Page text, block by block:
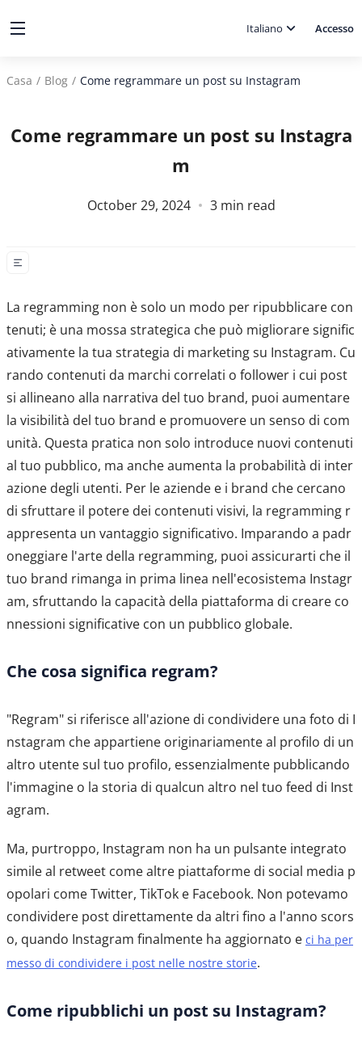
Italiano Accesso
Casa / Blog / Come regrammare un post su Instagram
Come regrammare un post su Instagra
m
October 29, 2024 3min read
La regramming non è solo un modo per ripubblicare con
tenuti; è una mossa strategica che può migliorare signific
ativamente la tua strategia di marketing su Instagram. Cu
rando contenuti da marchi correlati o follower i cui post
si allineano alla narrativa del tuo brand, puoi aumentare
la visibilità del tuo brand e promuovere un senso di com
unità. Questa pratica non solo introduce nuovi contenuti
al tuo pubblico, ma anche aumenta la probabilità di inter
azione degli utenti. Per le aziende e i brand che cercano
di sfruttare il potere dei contenuti visivi, la regramming r
appresenta un vantaggio significativo. Imparando a padr
oneggiare l'arte della regramming, puoi assicurarti che il
tuo brand rimanga in prima linea nell'ecosistema Instagr
am, sfruttando la capacità della piattaforma di creare co
nnessioni significative con un pubblico globale.
Che cosa significa regram?
"Regram" si riferisce all'azione di condividere una foto di I
nstagram che appartiene originariamente al profilo di un
altro utente sul tuo profilo, essenzialmente pubblicando
l'immagine o la storia di qualcun altro nel tuo feed di Inst
agram.
Ma, purtroppo, Instagram non ha un pulsante integrato
simile al retweet come altre piattaforme di social media p
opolari come Twitter, TikTok e Facebook. Non potevamo
condividere post direttamente da altri fino a l'anno scors
o, quando Instagram finalmente ha aggiornato e ci ha per
messo di condividere i post nelle nostre storie.
Come ripubblichi un post su Instagram?